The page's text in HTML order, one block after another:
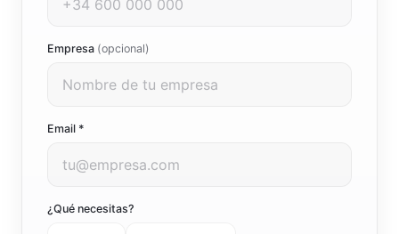
Empresa (opcional)
Email *
¿Qué necesitas?